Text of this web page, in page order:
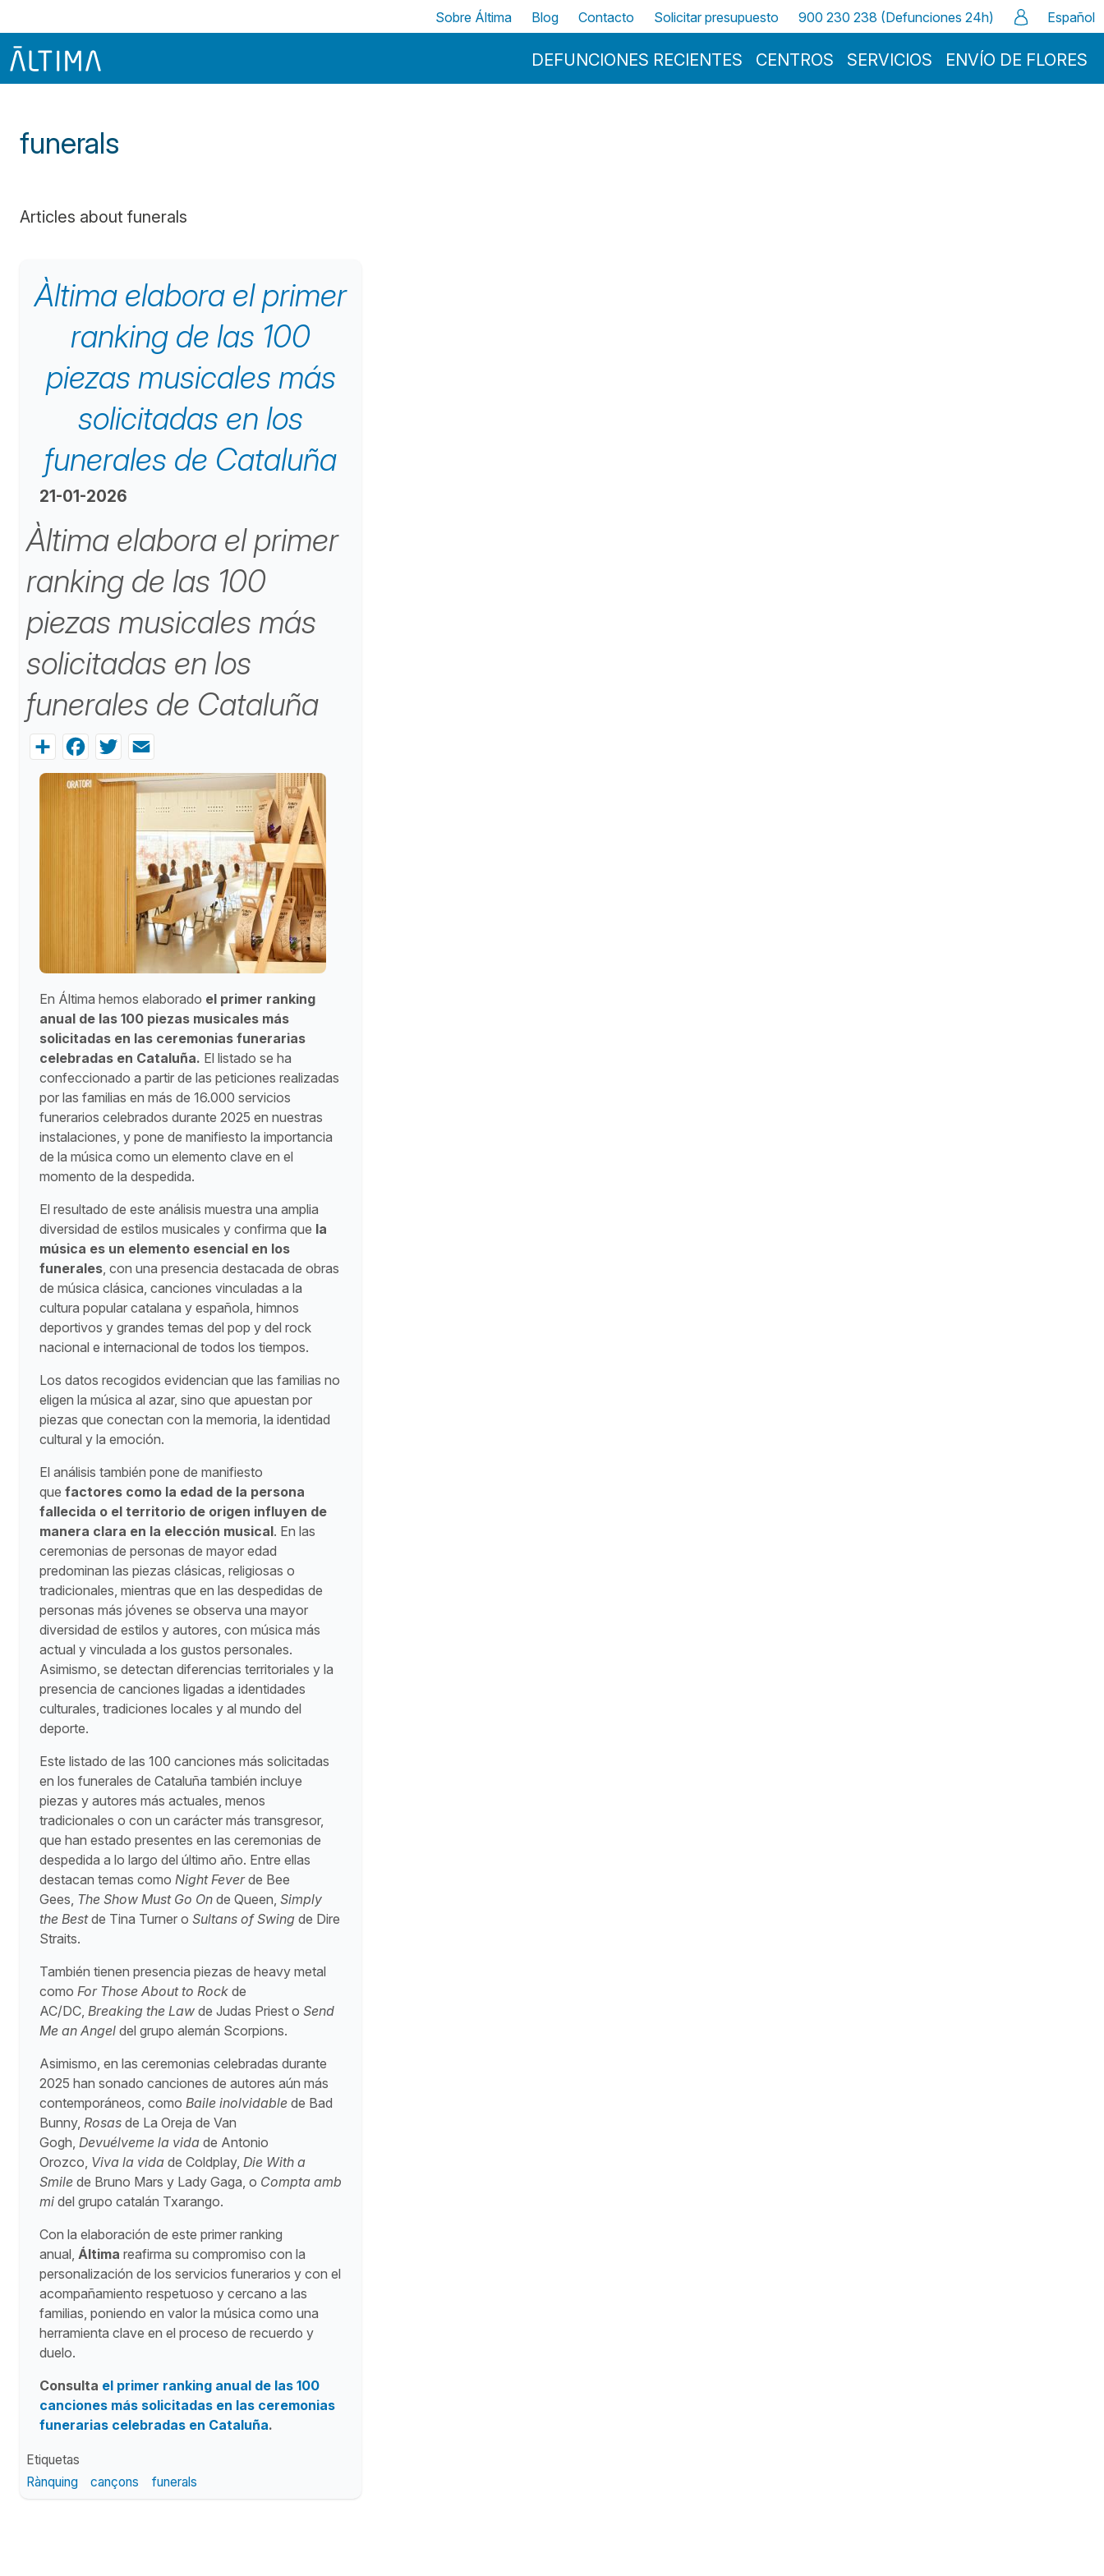
Menu Principal
DEFUNCIONES RECIENTES CENTROS SERVICIOS ENVÍO DE FLORES
Top
Sobre Áltima Blog Contacto Solicitar presupuesto 900 230 238 (Defunciones 24h) Español
funerals
Articles about funerals
Àltima elabora el primer
ranking de las 100
piezas musicales más
solicitadas en los
funerales de Cataluña
21-01-2026
Àltima elabora el primer
ranking de las 100
piezas musicales más
solicitadas en los
funerales de Cataluña
ShareFacebook
Twitter
En Áltima hemos elaborado el primer ranking
anual de las 100 piezas musicales más
solicitadas en las ceremonias funerarias
celebradas en Cataluña. El listado se ha
confeccionado a partir de las peticiones realizadas
por las familias en más de 16.000 servicios
funerarios celebrados durante 2025 en nuestras
instalaciones, y pone de manifiesto la importancia
de la música como un elemento clave en el
momento de la despedida.
El resultado de este análisis muestra una amplia
diversidad de estilos musicales y confirma que la
música es un elemento esencial en los
funerales, con una presencia destacada de obras
de música clásica, canciones vinculadas a la
cultura popular catalana y española, himnos
deportivos y grandes temas del pop y del rock
nacional e internacional de todos los tiempos.
Los datos recogidos evidencian que las familias no
eligen la música al azar, sino que apuestan por
piezas que conectan con la memoria, la identidad
cultural y la emoción.
El análisis también pone de manifiesto
que factores como la edad de la persona
fallecida o el territorio de origen influyen de
manera clara en la elección musical. En las
ceremonias de personas de mayor edad
predominan las piezas clásicas, religiosas o
tradicionales, mientras que en las despedidas de
personas más jóvenes se observa una mayor
diversidad de estilos y autores, con música más
actual y vinculada a los gustos personales.
Asimismo, se detectan diferencias territoriales y la
presencia de canciones ligadas a identidades
culturales, tradiciones locales y al mundo del
deporte.
Este listado de las 100 canciones más solicitadas
en los funerales de Cataluña también incluye
piezas y autores más actuales, menos
tradicionales o con un carácter más transgresor,
que han estado presentes en las ceremonias de
despedida a lo largo del último año. Entre ellas
destacan temas como Night Feverde Bee
Gees, The Show Must Go On de Queen, Simply
the Bestde Tina Turner o Sultans of Swing de Dire
Straits.
También tienen presencia piezas de heavy metal
como For Those About to Rock de
AC/DC, Breaking the Law de Judas Priest o Send
Me an Angel del grupo alemán Scorpions.
Asimismo, en las ceremonias celebradas durante
2025 han sonado canciones de autores aún más
contemporáneos, como Baile inolvidable de Bad
Bunny, Rosas de La Oreja de Van
Gogh, Devuélveme la vida de Antonio
Orozco, Viva la vida de Coldplay, Die With a
Smile de Bruno Mars y Lady Gaga, o Compta amb
mi del grupo catalán Txarango.
Con la elaboración de este primer ranking
anual, Áltima reafirma su compromiso con la
personalización de los servicios funerarios y con el
acompañamiento respetuoso y cercano a las
familias, poniendo en valor la música como una
herramienta clave en el proceso de recuerdo y
duelo.
Consulta el primer ranking anual de las 100
canciones más solicitadas en las ceremonias
funerarias celebradas en Cataluña.
Etiquetas
Rànquing
cançons funerals